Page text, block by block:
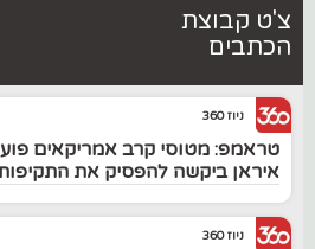
צ'ט קבוצת
הכתבים
ניוז 360
טראמפ: מטוסי קרב אמריקאים
איראן ביקשה להפסיק את
ניוז 360